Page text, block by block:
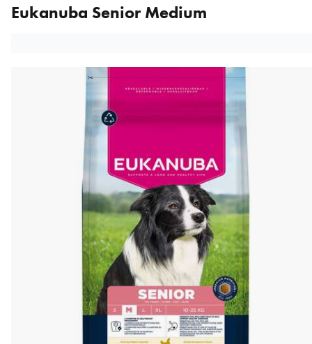
Eläinlääkäriruoat
Tuotemerkit
Eukanuba Senior Medium